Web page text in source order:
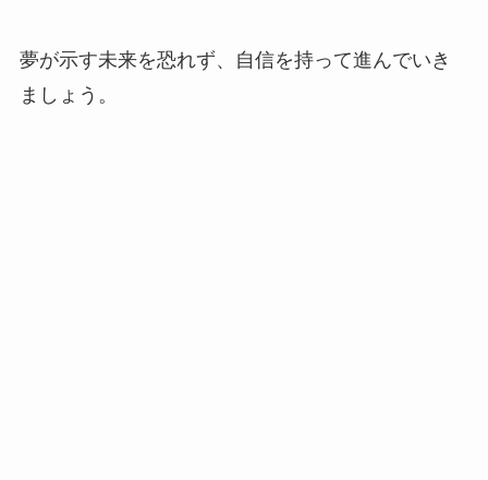
夢が示す未来を恐れず、自信を持って進んでいき
ましょう。